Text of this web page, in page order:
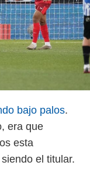
bajo palos.
era que
esta
el titular.